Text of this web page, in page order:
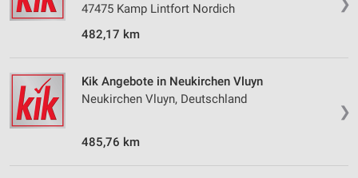
❯
47475 Kamp Lintfort Nordich
482,17 km
❯
Kik Angebote in Neukirchen Vluyn
Neukirchen Vluyn, Deutschland
485,76 km
Analyse von Zielgruppen durch Statistiken oder
Kombinationen von Daten aus verschiedenen
Entwicklung und Verbesserung der Angebote
Verwendung reduzierter Daten zur Auswahl von